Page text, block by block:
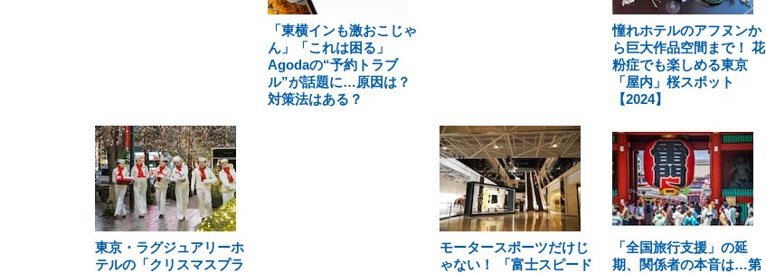
「東横インも激おこじゃ
ん」「これは困る」
Agodaの“予約トラブ
ル”が話題に…原因は？
対策法はある？
憧れホテルのアフヌンか
ら巨大作品空間まで！ 花
粉症でも楽しめる東京
「屋内」桜スポット
【2024】
東京・ラグジュアリーホ
テルの「クリスマスプラ
モータースポーツだけじ
ゃない！ 「富士スピード
「全国旅行支援」の延
期、関係者の本音は…第